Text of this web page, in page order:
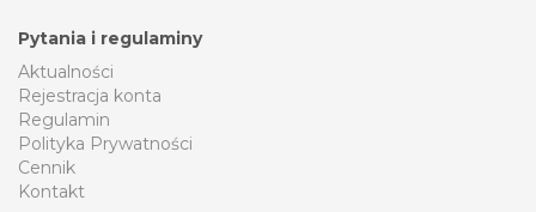
Pytania i regulaminy
Aktualności
Rejestracja konta
Regulamin
Polityka Prywatności
Cennik
Kontakt